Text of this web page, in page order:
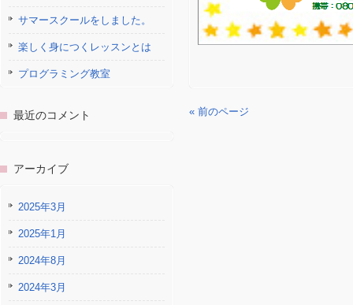
« 前のページ
サマースクールをしました。
楽しく身につくレッスンとは
プログラミング教室
最近のコメント
アーカイブ
2025年3月
2025年1月
2024年8月
2024年3月